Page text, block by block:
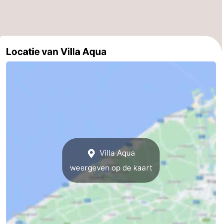
Route
Zeeuws-
Locatie van Villa Aqua
Villa Aqua
weergeven op de kaart